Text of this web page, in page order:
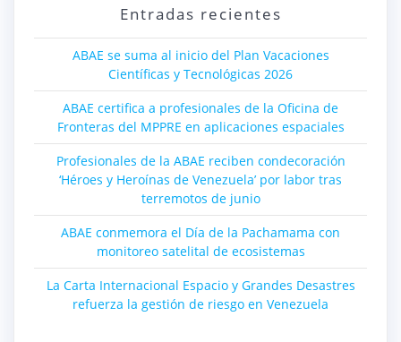
Entradas recientes
ABAE se suma al inicio del Plan Vacaciones
Científicas y Tecnológicas 2026
ABAE certifica a profesionales de la Oficina de
Fronteras del MPPRE en aplicaciones espaciales
Profesionales de la ABAE reciben condecoración
‘Héroes y Heroínas de Venezuela’ por labor tras
terremotos de junio
ABAE conmemora el Día de la Pachamama con
monitoreo satelital de ecosistemas
La Carta Internacional Espacio y Grandes Desastres
refuerza la gestión de riesgo en Venezuela